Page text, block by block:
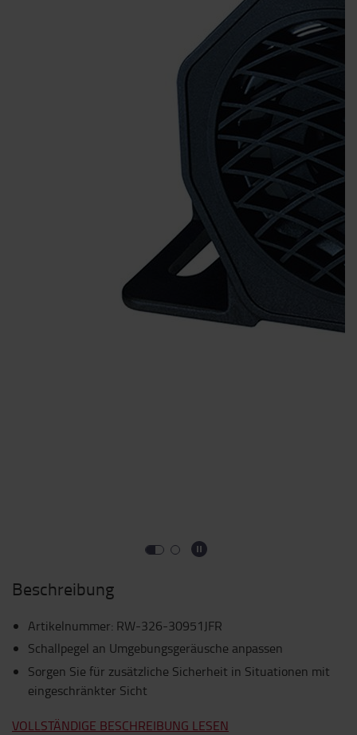
Beschreibung
Artikelnummer: RW-326-30951JFR
Schallpegel an Umgebungsgeräusche anpassen
Sorgen Sie für zusätzliche Sicherheit in Situationen mit
eingeschränkter Sicht
VOLLSTÄNDIGE BESCHREIBUNG LESEN